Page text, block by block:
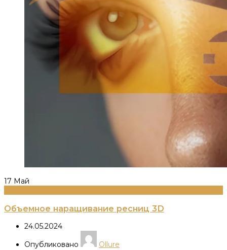
17 Май
Объемное наращивание ресниц 3D
24.05.2024
Опубликовано
Ollure